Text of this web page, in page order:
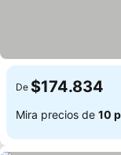
De $174.834
Mira precios de 10